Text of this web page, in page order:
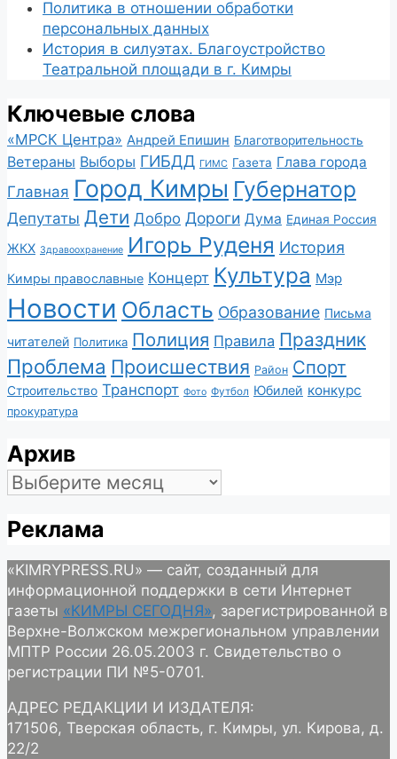
Политика в отношении обработки
персональных данных
История в силуэтах. Благоустройство
Театральной площади в г. Кимры
Ключевые слова
«МРСК Центра» Андрей Епишин Благотворительность
Ветераны Выборы ГИБДД ГИМС Газета Глава города
Главная Город Кимры Губернатор
Депутаты Дети Добро Дороги Дума Единая Россия
ЖКХ Здравоохранение Игорь Руденя История
Кимры православные Концерт Культура Мэр
Новости Область Образование Письма
читателей Политика Полиция Правила Праздник
Проблема Происшествия Район Спорт
Строительство Транспорт Фото Футбол Юбилей конкурс
прокуратура
Архив
Архив
Реклама
«KIMRYPRESS.RU» — сайт, созданный для
информационной поддержки в сети Интернет
газеты «КИМРЫ СЕГОДНЯ», зарегистрированной в
Верхне-Волжском межрегиональном управлении
МПТР России 26.05.2003 г. Свидетельство о
регистрации ПИ №5-0701.
АДРЕС РЕДАКЦИИ И ИЗДАТЕЛЯ:
171506, Тверская область, г. Кимры, ул. Кирова, д.
22/2